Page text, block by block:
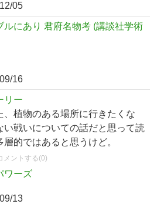
05
ルにあり 君府名物考 (講談社学術
16
リー
、植物のある場所に行きたくな
い戦いについての話だと思って読
層的ではあると思うけど。
メントする(0)
ワーズ
13